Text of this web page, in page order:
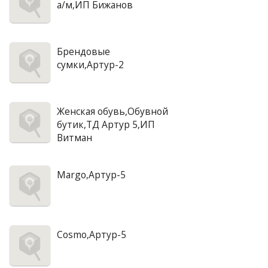
а/м,ИП Бижанов
Брендовые
сумки,Артур-2
Женская обувь,Обувной
бутик,ТД Артур 5,ИП
Витман
Margo,Артур-5
Cosmo,Артур-5